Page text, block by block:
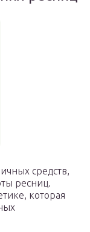
средств,
ресниц.
которая